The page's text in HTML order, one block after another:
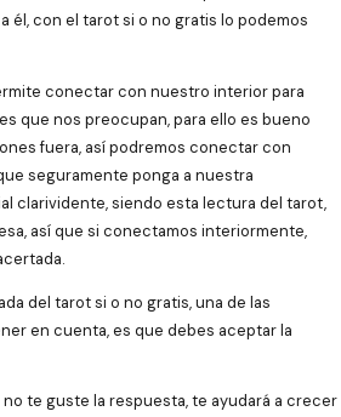
él, con el tarot si o no gratis lo podemos
conectar con nuestro interior para
que nos preocupan, para ello es bueno
fuera, así podremos conectar con
seguramente ponga a nuestra
clarividente, siendo esta lectura del tarot,
así que si conectamos interiormente,
del tarot si o no gratis, una de las
en cuenta, es que debes aceptar la
te guste la respuesta, te ayudará a crecer